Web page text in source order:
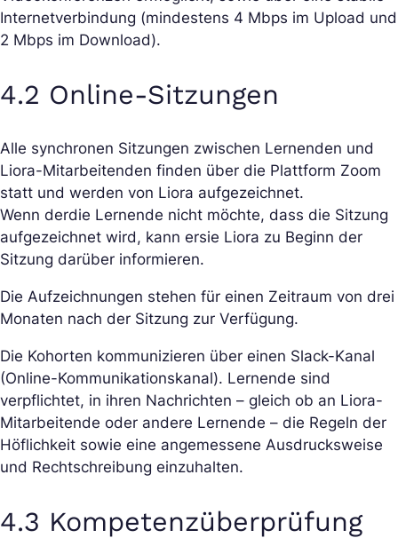
Internetverbindung (mindestens 4 Mbps im Upload und
2 Mbps im Download).
4.2 Online-Sitzungen
Alle synchronen Sitzungen zwischen Lernenden und
Liora-Mitarbeitenden finden über die Plattform Zoom
statt und werden von Liora aufgezeichnet.
Wenn derdie Lernende nicht möchte, dass die Sitzung
aufgezeichnet wird, kann ersie Liora zu Beginn der
Sitzung darüber informieren.
Die Aufzeichnungen stehen für einen Zeitraum von drei
Monaten nach der Sitzung zur Verfügung.
Die Kohorten kommunizieren über einen Slack-Kanal
(Online-Kommunikationskanal). Lernende sind
verpflichtet, in ihren Nachrichten – gleich ob an Liora-
Mitarbeitende oder andere Lernende – die Regeln der
Höflichkeit sowie eine angemessene Ausdrucksweise
und Rechtschreibung einzuhalten.
4.3 Kompetenzüberprüfung